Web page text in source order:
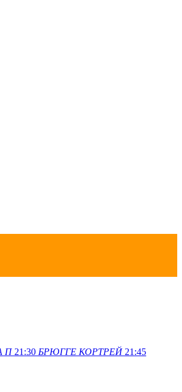
П 21:30 БРЮГГЕ КОРТРЕЙ 21:45